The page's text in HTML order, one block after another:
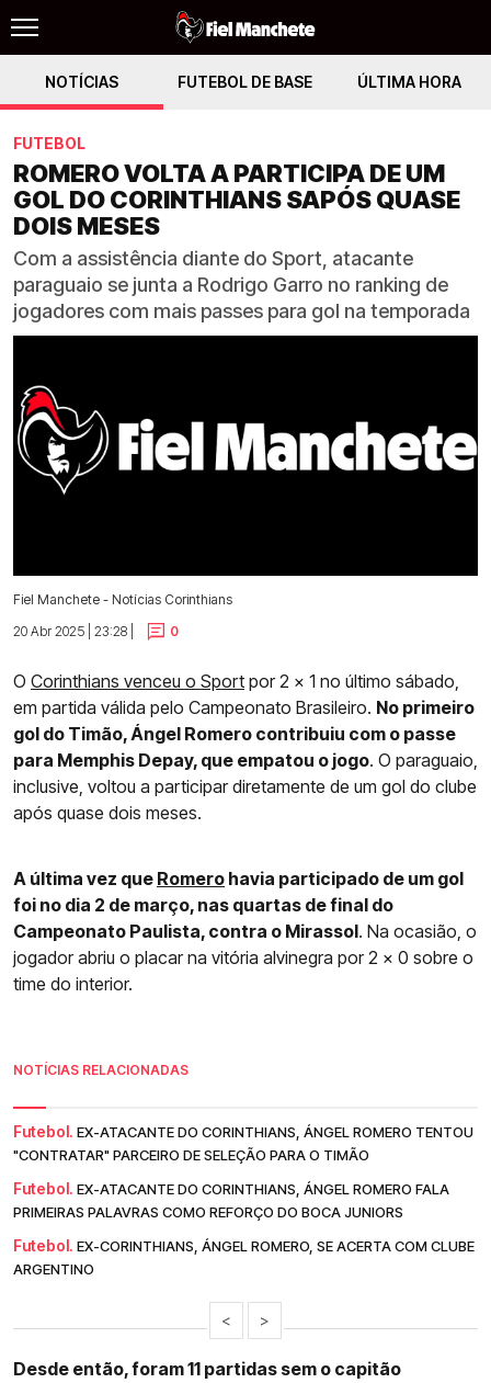
NOTÍCIAS FUTEBOL DE BASE ÚLTIMA HORA
FUTEBOL
ROMERO VOLTA A PARTICIPA DE UM
GOL DO CORINTHIANS SAPÓS QUASE
DOIS MESES
Com a assistência diante do Sport, atacante
paraguaio se junta a Rodrigo Garro no ranking de
jogadores com mais passes para gol na temporada
Fiel Manchete - Notícias Corinthians
20 Abr 2025 | 23:28 |
0
O Corinthians venceu o Sport por 2 x 1 no último sábado,
em partida válida pelo Campeonato Brasileiro. No primeiro
gol do Timão, Ángel Romero contribuiu com o passe
para Memphis Depay, que empatou o jogo. O paraguaio,
inclusive, voltou a participar diretamente de um gol do clube
após quase dois meses.
A última vez que Romero havia participado de um gol
foi no dia 2 de março, nas quartas de final do
Campeonato Paulista, contra o Mirassol. Na ocasião, o
jogador abriu o placar na vitória alvinegra por 2 x 0 sobre o
time do interior.
NOTÍCIAS RELACIONADAS
Futebol. EX-ATACANTE DO CORINTHIANS, ÁNGEL ROMERO TENTOU
"CONTRATAR" PARCEIRO DE SELEÇÃO PARA O TIMÃO
Futebol. EX-ATACANTE DO CORINTHIANS, ÁNGEL ROMERO FALA
PRIMEIRAS PALAVRAS COMO REFORÇO DO BOCA JUNIORS
Futebol. EX-CORINTHIANS, ÁNGEL ROMERO, SE ACERTA COM CLUBE
ARGENTINO
< >
Desde então, foram 11 partidas sem o capitão